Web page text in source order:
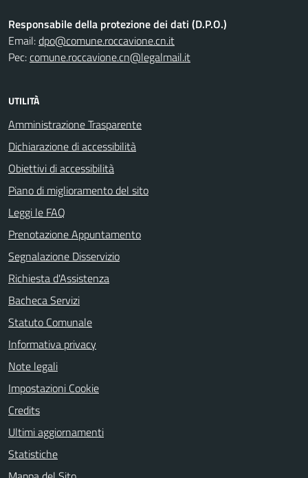
Responsabile della protezione dei dati (D.P.O.)
Email:dpo@comune.roccavione.cn.it
Pec:comune.roccavione.cn@legalmail.it
UTILITÀ
Amministrazione Trasparente
Dichiarazione di accessibilità
Obiettivi di accessibilità
Piano di miglioramento del sito
Leggi le FAQ
Prenotazione Appuntamento
Segnalazione Disservizio
Richiesta d'Assistenza
Bacheca Servizi
Statuto Comunale
Informativa privacy
Note legali
Impostazioni Cookie
Credits
Ultimi aggiornamenti
Statistiche